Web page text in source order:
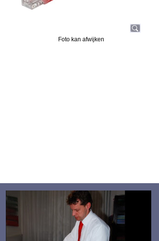
Foto kan afwijken